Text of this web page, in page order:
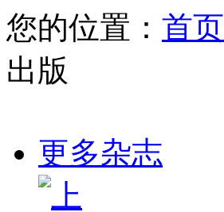
您的位置： 首页
出版
更多杂志